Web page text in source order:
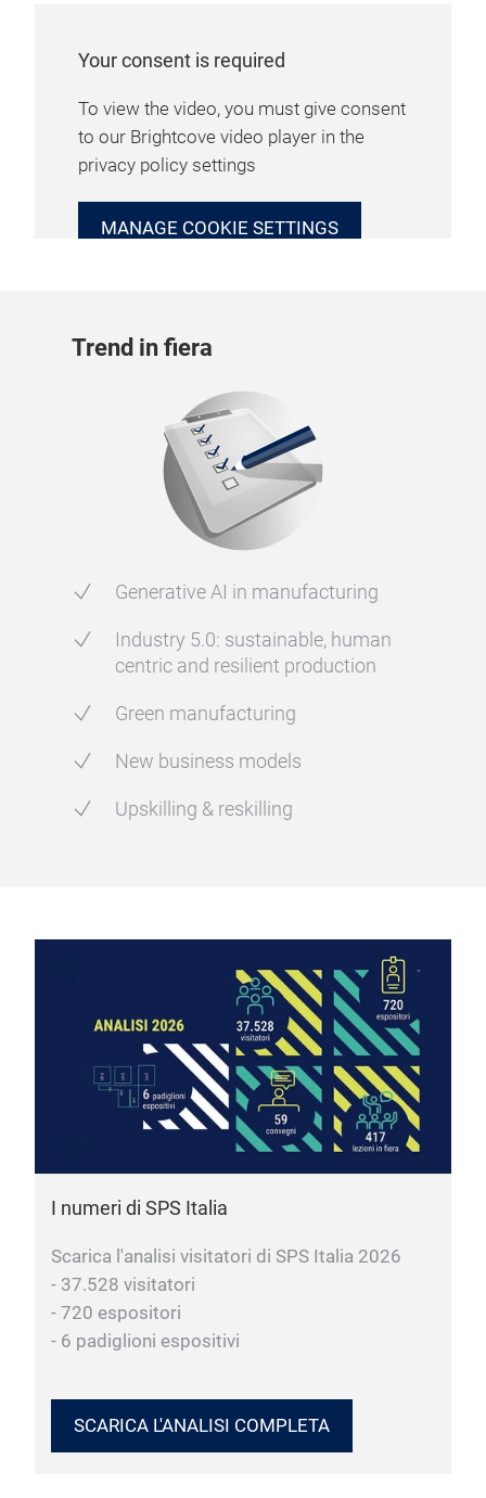
Your consent is required
To view the video, you must give consent
to our Brightcove video player in the
privacy policy settings
MANAGE COOKIE SETTINGS
Trend in fiera
Generative AI in manufacturing
Industry 5.0: sustainable, human
centric and resilient production
Green manufacturing
New business models
Upskilling & reskilling
I numeri di SPS Italia
Scarica l'analisi visitatori di SPS Italia 2026
- 37.528 visitatori
- 720 espositori
- 6 padiglioni espositivi
SCARICA L'ANALISI COMPLETA